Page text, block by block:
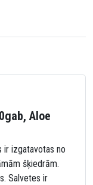
Aloe
ir izgatavotas no
šķiedrām.
Salvetes ir